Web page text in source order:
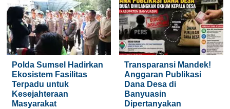
Polda Sumsel Hadirkan
Ekosistem Fasilitas
Terpadu untuk
Kesejahteraan
Masyarakat
Transparansi Mandek!
Anggaran Publikasi
Dana Desa di
Banyuasin
Dipertanyakan